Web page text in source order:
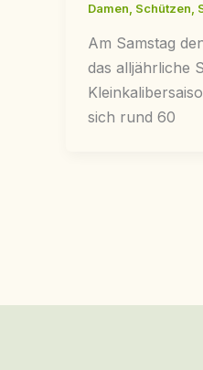
Damen Schützen
Am Samstag
das alljährliche
sich rund 60